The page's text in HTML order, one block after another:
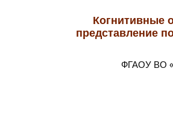
Когнитивные
представление
ФГАОУ ВО